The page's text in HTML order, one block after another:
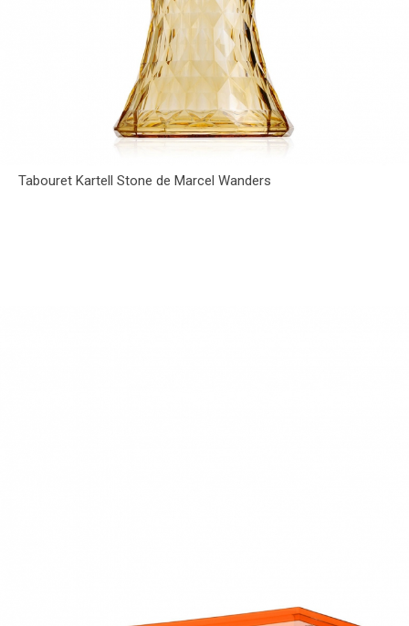
Tabouret Kartell Stone de Marcel Wanders